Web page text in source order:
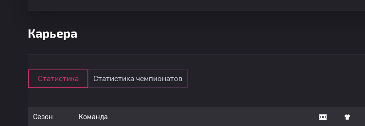
Карьера
Статистика Статистика чемпионатов
Сезон Команда